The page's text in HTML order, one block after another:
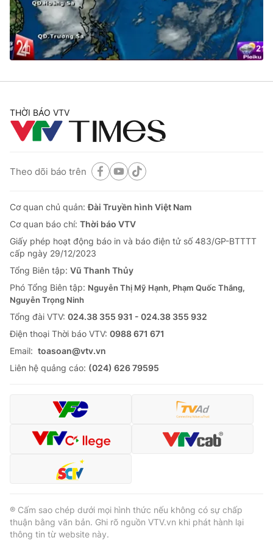
Sản phẩm
Thị trường
Tư vấn
Lịch phát sóng
Chuyên mục khác
Photo Infographic
Video Shorts video
VTV Money VTV Thể thao
VTV Sức khoẻ Bất động sản
Thị trường 24h
VTV4 Vươn mình bằng AI
VTV9
Theo dõi báo trên
THỜI BÁO VTV
Theo dõi báo trên
Cơ quan chủ quản:Đài Truyền hình Việt Nam
Cơ quan báo chí: Thời báo VTV
Giấy phép hoạt động báo in và báo điện tử số 483/GP-BTTTT
cấp ngày 29/12/2023
Tổng Biên tập: Vũ Thanh Thủy
Phó Tổng Biên tập: Nguyễn Thị Mỹ Hạnh, Phạm Quốc Thắng,
Nguyễn Trọng Ninh
Tổng đài VTV: 024.38 355 931 - 024.38 355 932
Ðiện thoại Thời báo VTV: 0988 671 671
Email: toasoan@vtv.vn
Liên hệ quảng cáo: (024) 626 79595
® Cấm sao chép dưới mọi hình thức nếu không có sự chấp
thuận bằng văn bản. Ghi rõ nguồn VTV.vn khi phát hành lại
thông tin từ website này.